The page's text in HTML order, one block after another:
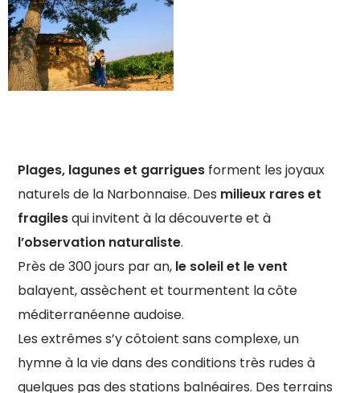
Plages, lagunes et garrigues forment les joyaux
naturels de la Narbonnaise. Des milieux rares et
fragilesqui invitent à la découverte et à
l’observation naturaliste.
Près de 300 jours par an, le soleil et le vent
balayent, assèchent et tourmentent la côte
méditerranéenne audoise.
Les extrêmes s’y côtoient sans complexe, un
hymne à la vie dans des conditions très rudes à
quelques pas des stations balnéaires. Des terrains